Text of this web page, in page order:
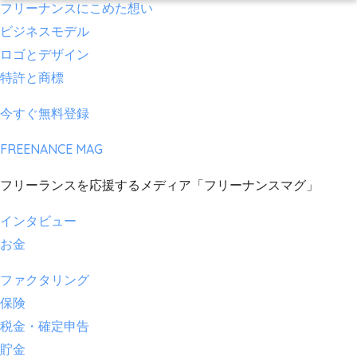
フリーナンスにこめた想い
ビジネスモデル
ロゴとデザイン
特許と商標
今すぐ無料登録
FREENANCE MAG
フリーランスを応援するメディア「フリーナンスマグ」
インタビュー
お金
ファクタリング
保険
税金・確定申告
貯金